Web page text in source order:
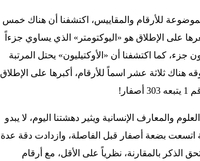
للأرقام والمقاييس، اكتشفنا أن هناك خمس
على الإطلاق هو «اليوكتومتر» الذي يساوي جزءاً
جزء، كما اكتشفنا أن «الأوكتيليون» يحتل المرتبة
ثلاثة عشر اسماً للأرقام، أكبرها على الإطلاق
والمعارف الإنسانية ويثير دهشتنا اليوم، لا يبدو
اتسعت بضعة أصفار قبل الفاصلة، وازدادت دقة عدة
الذكر بالمقارنة، نظرياً على الأقل، مع أرقام